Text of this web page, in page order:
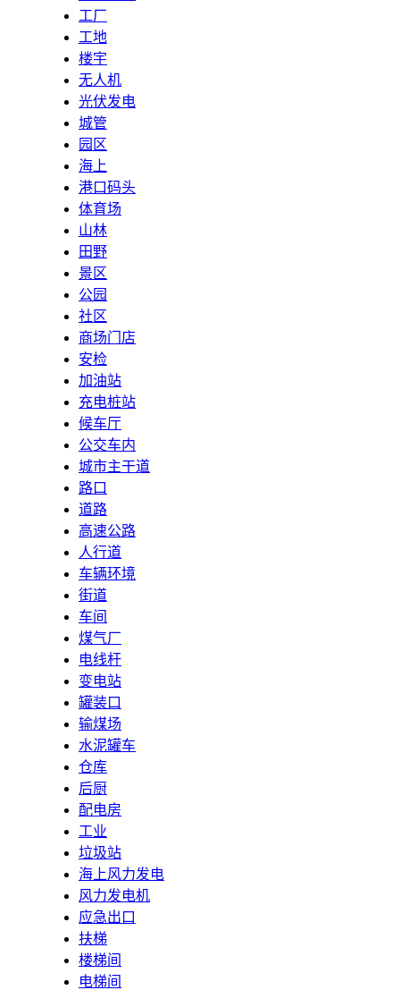
工厂
工地
楼宇
无人机
光伏发电
城管
园区
海上
港口码头
体育场
山林
田野
景区
公园
社区
商场门店
安检
加油站
充电桩站
候车厅
公交车内
城市主干道
路口
道路
高速公路
人行道
车辆环境
街道
车间
煤气厂
电线杆
变电站
罐装口
输煤场
水泥罐车
仓库
后厨
配电房
工业
垃圾站
海上风力发电
风力发电机
应急出口
扶梯
楼梯间
电梯间